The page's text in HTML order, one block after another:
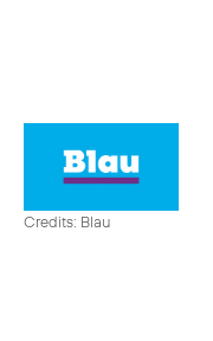
Credits: Blau